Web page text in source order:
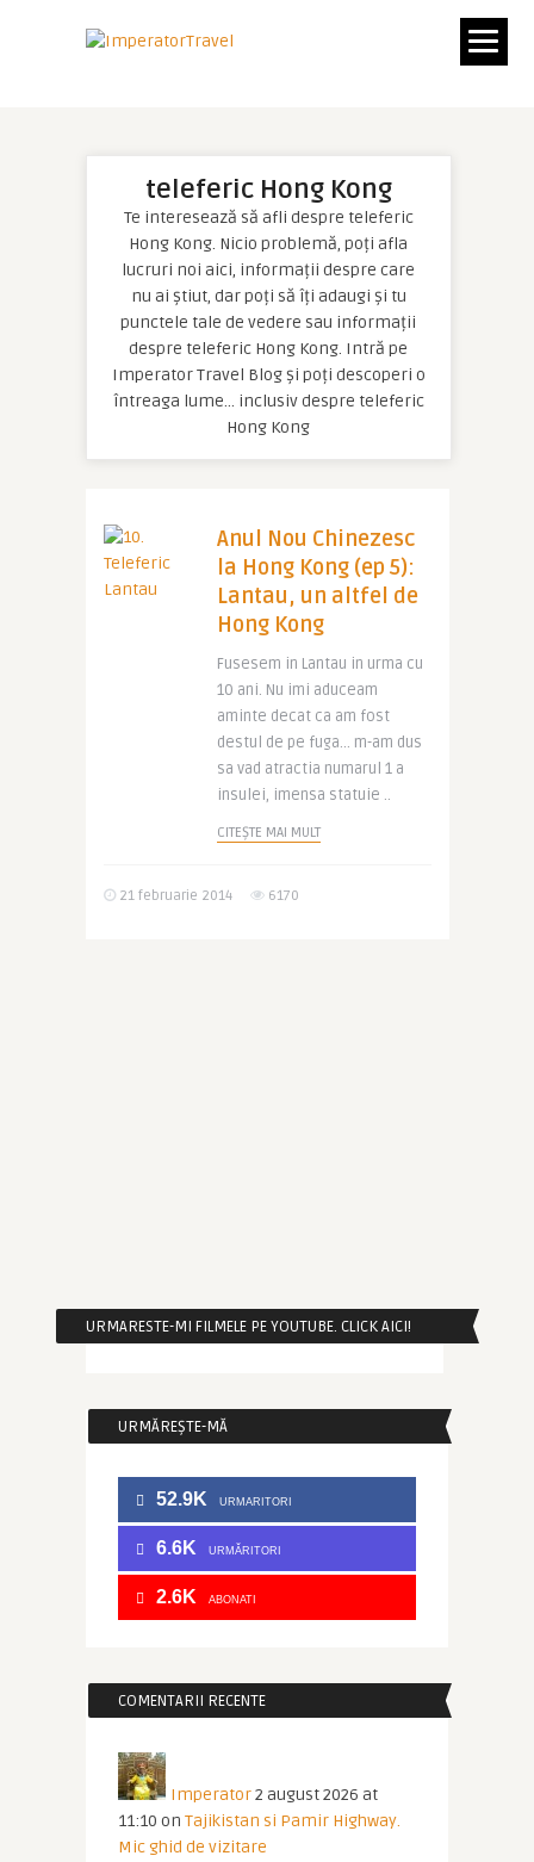
teleferic Hong Kong
Te interesează să afli despre teleferic
Hong Kong. Nicio problemă, poți afla
lucruri noi aici, informații despre care
nu ai știut, dar poți să îți adaugi și tu
punctele tale de vedere sau informații
despre teleferic Hong Kong. Intră pe
Imperator Travel Blog și poți descoperi o
întreaga lume… inclusiv despre teleferic
Hong Kong
Anul Nou Chinezesc
la Hong Kong (ep 5):
Lantau, un altfel de
Hong Kong
Fusesem in Lantau in urma cu
10 ani. Nu imi aduceam
aminte decat ca am fost
destul de pe fuga… m-am dus
sa vad atractia numarul 1 a
insulei, imensa statuie ..
CITEȘTE MAI MULT
21 februarie 2014 6170
URMARESTE-MI FILMELE PE YOUTUBE. CLICK AICI!
URMĂREȘTE-MĂ
52.9K URMARITORI
6.6K URMĂRITORI
2.6K ABONATI
COMENTARII RECENTE
Imperator2 august 2026 at
11:10 on Tajikistan si Pamir Highway.
Mic ghid de vizitare